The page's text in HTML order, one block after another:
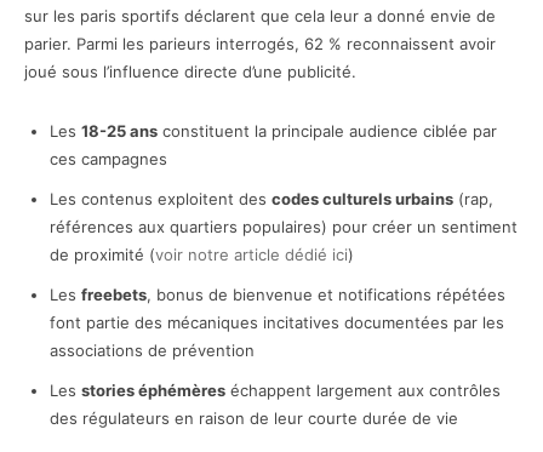
sur les paris sportifs déclarent que cela leur a donné envie de
parier. Parmi les parieurs interrogés, 62 % reconnaissent avoir
joué sous l’influence directe d’une publicité.
Les 18-25 ans constituent la principale audience ciblée par
ces campagnes
Les contenus exploitent des codes culturels urbains (rap,
références aux quartiers populaires) pour créer un sentiment
de proximité (voir notre article dédié ici)
Les freebets, bonus de bienvenue et notifications répétées
font partie des mécaniques incitatives documentées par les
associations de prévention
Les stories éphémères échappent largement aux contrôles
des régulateurs en raison de leur courte durée de vie